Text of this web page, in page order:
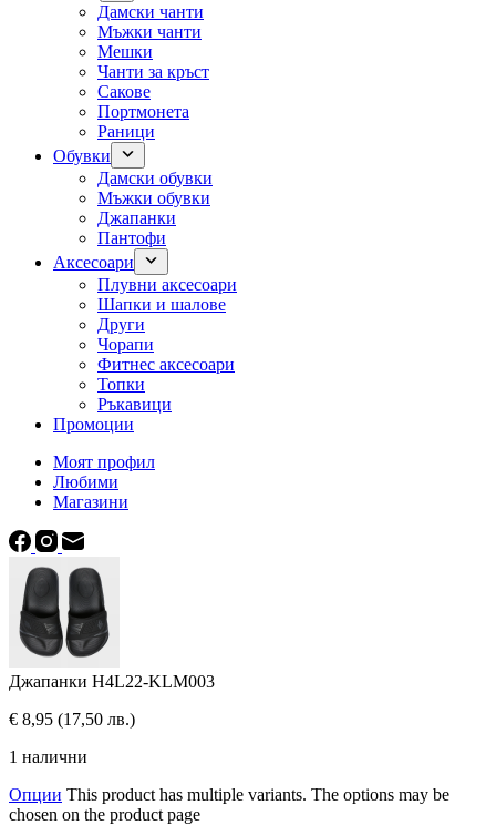
Дамски чанти
Мъжки чанти
Мешки
Чанти за кръст
Сакове
Портмонета
Раници
Обувки
Дамски обувки
Мъжки обувки
Джапанки
Пантофи
Аксесоари
Плувни аксесоари
Шапки и шалове
Други
Чорапи
Фитнес аксесоари
Топки
Ръкавици
Промоции
Моят профил
Любими
Магазини
Джапанки H4L22-KLM003
€ 8,95 (17,50 лв.)
1 налични
Опции This product has multiple variants. The options may be
chosen on the product page